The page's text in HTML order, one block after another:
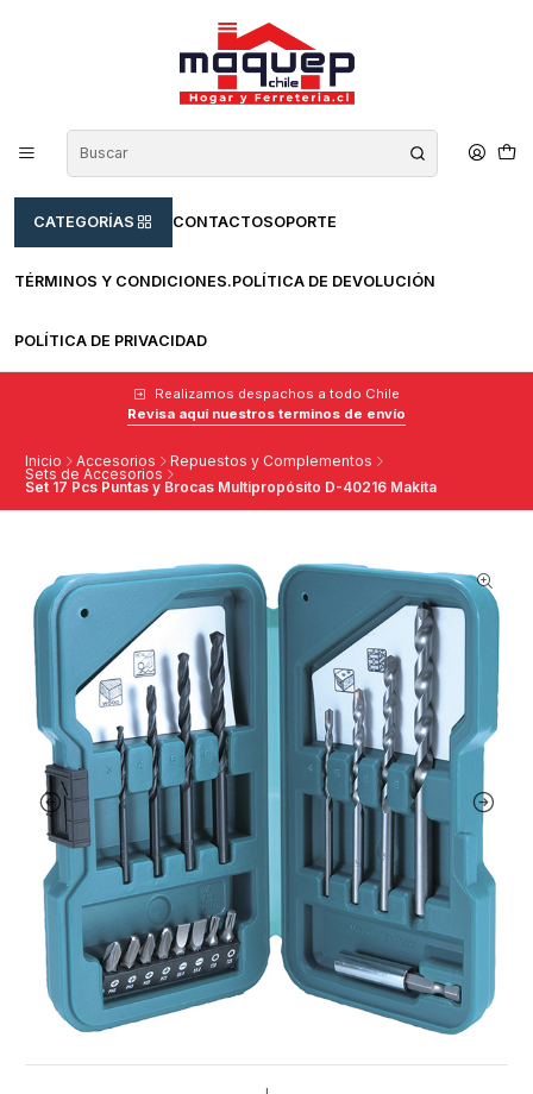
CATEGORÍAS CONTACTOSOPORTE
TÉRMINOS Y CONDICIONES.POLÍTICA DE DEVOLUCIÓN
POLÍTICA DE PRIVACIDAD
Realizamos despachos a todo Chile
Revisa aquí nuestros terminos de envío
Inicio Accesorios Repuestos y Complementos
Sets de Accesorios
Set 17 Pcs Puntas y Brocas Multipropósito D-40216 Makita